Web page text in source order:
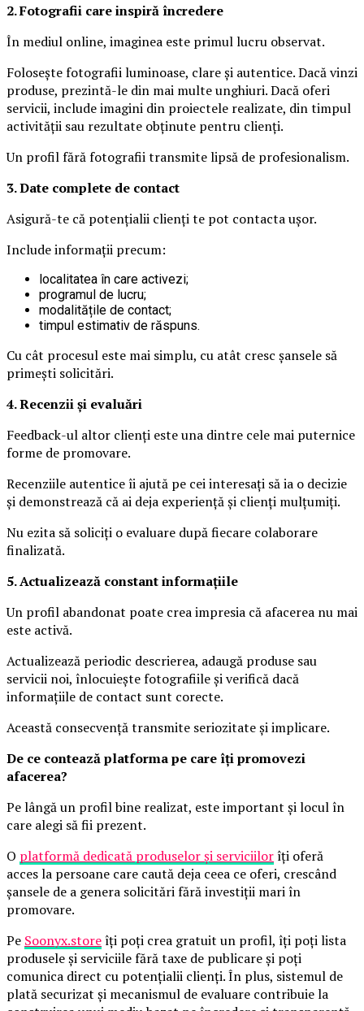
2. Fotografii care inspiră încredere
În mediul online, imaginea este primul lucru observat.
Folosește fotografii luminoase, clare și autentice. Dacă vinzi
produse, prezintă-le din mai multe unghiuri. Dacă oferi
servicii, include imagini din proiectele realizate, din timpul
activității sau rezultate obținute pentru clienți.
Un profil fără fotografii transmite lipsă de profesionalism.
3. Date complete de contact
Asigură-te că potențialii clienți te pot contacta ușor.
Include informații precum:
localitatea în care activezi;
programul de lucru;
modalitățile de contact;
timpul estimativ de răspuns.
Cu cât procesul este mai simplu, cu atât cresc șansele să
primești solicitări.
4. Recenzii și evaluări
Feedback-ul altor clienți este una dintre cele mai puternice
forme de promovare.
Recenziile autentice îi ajută pe cei interesați să ia o decizie
și demonstrează că ai deja experiență și clienți mulțumiți.
Nu ezita să soliciți o evaluare după fiecare colaborare
finalizată.
5. Actualizează constant informațiile
Un profil abandonat poate crea impresia că afacerea nu mai
este activă.
Actualizează periodic descrierea, adaugă produse sau
servicii noi, înlocuiește fotografiile și verifică dacă
informațiile de contact sunt corecte.
Această consecvență transmite seriozitate și implicare.
De ce contează platforma pe care îți promovezi
afacerea?
Pe lângă un profil bine realizat, este important și locul în
care alegi să fii prezent.
O platformă dedicată produselor și serviciilorîți oferă
acces la persoane care caută deja ceea ce oferi, crescând
șansele de a genera solicitări fără investiții mari în
promovare.
Pe Soonyx.storeîți poți crea gratuit un profil, îți poți lista
produsele și serviciile fără taxe de publicare și poți
comunica direct cu potențialii clienți. În plus, sistemul de
plată securizat și mecanismul de evaluare contribuie la